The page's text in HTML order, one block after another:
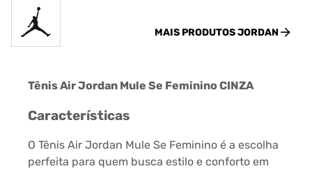
MAIS PRODUTOSJORDAN
Tênis Air Jordan Mule Se Feminino CINZA
Características
O Tênis Air Jordan Mule Se Feminino é a escolha
perfeita para quem busca estilo e conforto em